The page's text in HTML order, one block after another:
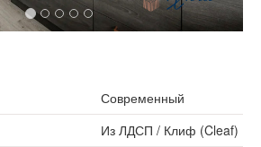
Современный
Из ЛДСП / Клиф (Cleaf)